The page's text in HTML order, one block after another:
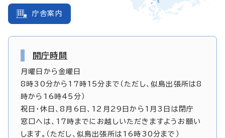
庁舎案内
開庁時間
月曜日から金曜日
8時30分から17時15分まで（ただし、似島出張所は8
時から16時45分）
祝日・休日、8月6日、12月29日から1月3日は閉庁
窓口へは、17時までにお越しいただきますようお願い
します。（ただし、似島出張所は16時30分まで）